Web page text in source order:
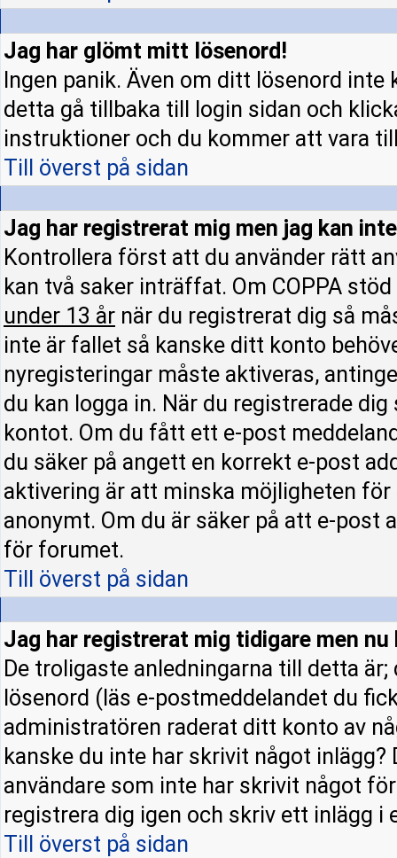
Jag har glömt mitt lösenord!
Ingen panik. Även om ditt lösenord
detta gå tillbaka till login sidan och
instruktioner och du kommer att vara
Till överst på sidan
Jag har registrerat mig men jag kan
Kontrollera först att du använder rätt
kan två saker inträffat. Om COPPA
under 13 år när du registrerat dig så
inte är fallet så kanske ditt konto
nyregisteringar måste aktiveras,
du kan logga in. När du registrerade
kontot. Om du fått ett e-post
du säker på angett en korrekt e-post
aktivering är att minska möjligheten för
anonymt. Om du är säker på att e-
för forumet.
Till överst på sidan
Jag har registrerat mig tidigare men
De troligaste anledningarna till detta
lösenord (läs e-postmeddelandet du
administratören raderat ditt konto av
kanske du inte har skrivit något
användare som inte har skrivit något
registrera dig igen och skriv ett inlägg i
Till överst på sidan